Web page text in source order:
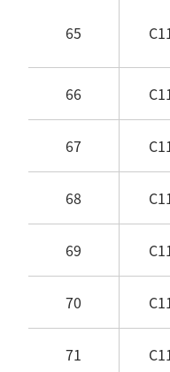
65
66
67
68
69
70
71